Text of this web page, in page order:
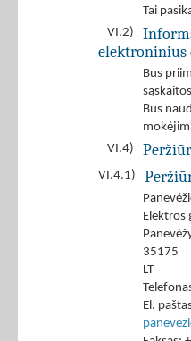
Tai
VI.2)
elektroninius
Bus
Bus
VI.4)
VI.4.1)
Elektros
35175
LT
El.